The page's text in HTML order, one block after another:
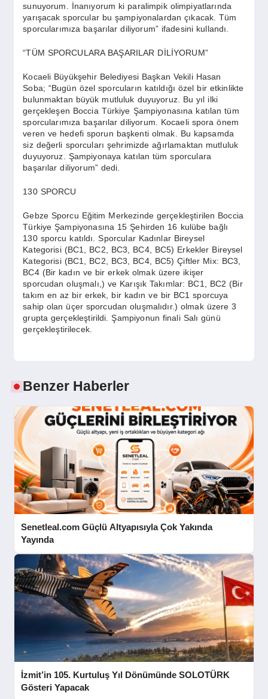
sunuyorum. İnanıyorum ki paralimpik olimpiyatlarında
yarışacak sporcular bu şampiyonalardan çıkacak. Tüm
sporcularımıza başarılar diliyorum” ifadesini kullandı.
“TÜM SPORCULARA BAŞARILAR DİLİYORUM”
Kocaeli Büyükşehir Belediyesi Başkan Vekili Hasan
Soba; “Bugün özel sporcuların katıldığı özel bir etkinlikte
bulunmaktan büyük mutluluk duyuyoruz. Bu yıl ilki
gerçekleşen Boccia Türkiye Şampiyonasına katılan tüm
sporcularımıza başarılar diliyorum. Kocaeli spora önem
veren ve hedefi sporun başkenti olmak. Bu kapsamda
siz değerli sporcuları şehrimizde ağırlamaktan mutluluk
duyuyoruz. Şampiyonaya katılan tüm sporculara
başarılar diliyorum” dedi.
130 SPORCU
Gebze Sporcu Eğitim Merkezinde gerçekleştirilen Boccia
Türkiye Şampiyonasına 15 Şehirden 16 kulübe bağlı
130 sporcu katıldı. Sporcular Kadınlar Bireysel
Kategorisi (BC1, BC2, BC3, BC4, BC5) Erkekler Bireysel
Kategorisi (BC1, BC2, BC3, BC4, BC5) Çiftler Mix: BC3,
BC4 (Bir kadın ve bir erkek olmak üzere ikişer
sporcudan oluşmalı,) ve Karışık Takımlar: BC1, BC2 (Bir
takım en az bir erkek, bir kadın ve bir BC1 sporcuya
sahip olan üçer sporcudan oluşmalıdır.) olmak üzere 3
grupta gerçekleştirildi. Şampiyonun finali Salı günü
gerçekleştirilecek.
Benzer Haberler
Senetleal.com Güçlü Altyapısıyla Çok Yakında
Yayında
İzmit’in 105. Kurtuluş Yıl Dönümünde SOLOTÜRK
Gösteri Yapacak